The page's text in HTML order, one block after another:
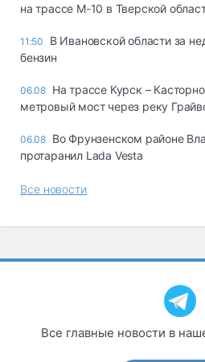
на трассе М-10 в Тверской
11:50
В Ивановской области за
бензин
06.08 На трассе Курск –
метровый мост через реку
06.08 Во Фрунзенском районе
протаранил Lada Vesta
Все новости
Все главные новости в